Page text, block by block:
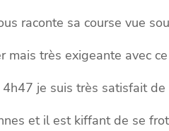
raconte sa course vue
mais très exigeante avec
je suis très satisfait de
et il est kiffant de se